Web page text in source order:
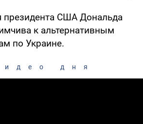
президента США Дональда
к альтернативным
по Украине.
дня